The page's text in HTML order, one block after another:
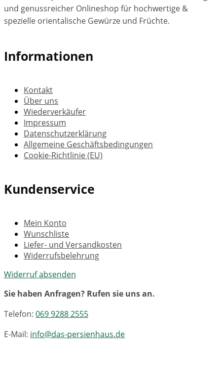
und genussreicher Onlineshop für hochwertige &
spezielle orientalische Gewürze und Früchte.
Informationen
Kontakt
Über uns
Wiederverkäufer
Impressum
Datenschutzerklärung
Allgemeine Geschäftsbedingungen
Cookie-Richtlinie (EU)
Kundenservice
Mein Konto
Wunschliste
Liefer- und Versandkosten
Widerrufsbelehrung
Widerruf absenden
Sie haben Anfragen? Rufen sie uns an.
Telefon: 069 9288 2555
E-Mail: info@das-persienhaus.de